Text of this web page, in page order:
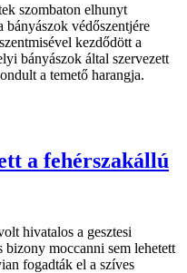
szombaton elhunyt
bányászok védőszentjére
kezdődött a
bányászok által szervezett
a temető harangja.
a fehérszakállú
hivatalos a gesztesi
moccanni sem lehetett
fogadták el a szíves